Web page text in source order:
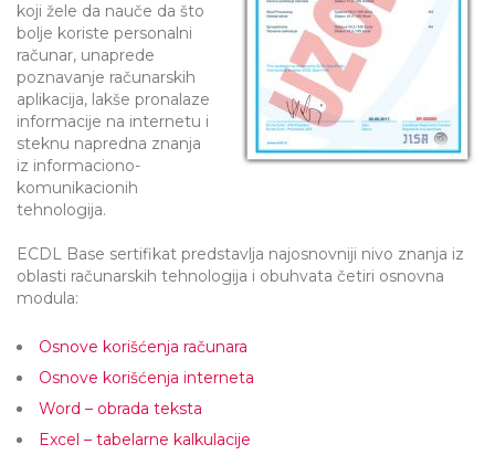
koji žele da nauče da što
bolje koriste personalni
računar, unaprede
poznavanje računarskih
aplikacija, lakše pronalaze
informacije na internetu i
steknu napredna znanja
iz informaciono-
komunikacionih
tehnologija.
ECDL Base sertifikat predstavlja najosnovniji nivo znanja iz
oblasti računarskih tehnologija i obuhvata četiri osnovna
modula:
Osnove korišćenja računara
Osnove korišćenja interneta
Word – obrada teksta
Excel – tabelarne kalkulacije